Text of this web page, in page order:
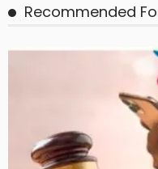
Recommended